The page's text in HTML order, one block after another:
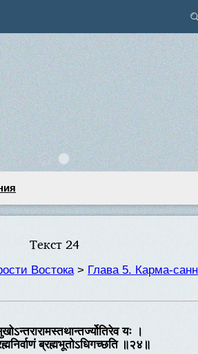
Текст 24
Востока> Глава 5. Карма-
यः ।
ब्रह्मभूतोऽधिगच्छति ॥२४॥